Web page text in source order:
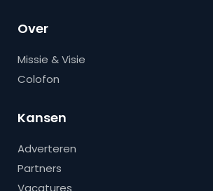
Over
Missie & Visie
Colofon
Kansen
Adverteren
Partners
Vacatures